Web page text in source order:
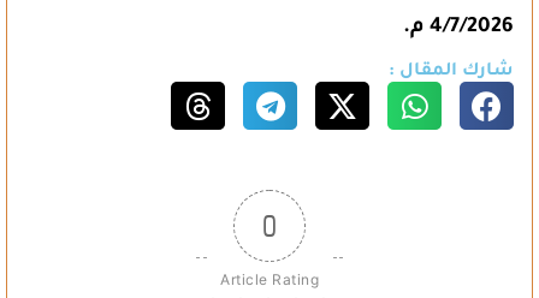
4/7/2026 م .
شارك المقال :
0
Article Rating